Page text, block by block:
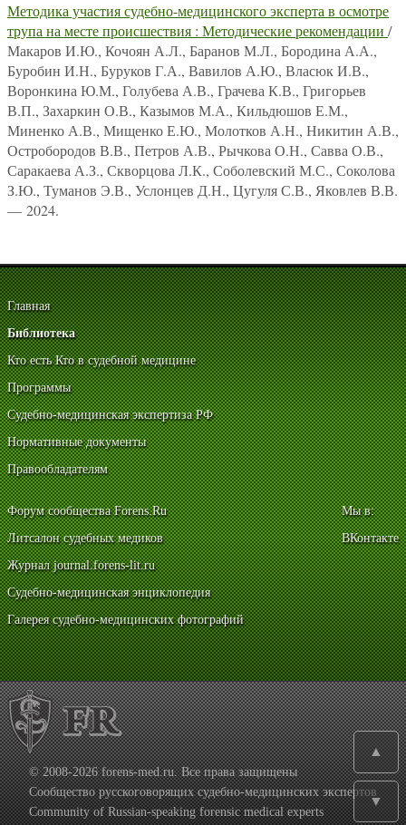
Методика участия судебно-медицинского эксперта в осмотре
трупа на месте происшествия : Методические рекомендации /
Макаров И.Ю., Кочоян А.Л., Баранов М.Л., Бородина А.А.,
Буробин И.Н., Буруков Г.А., Вавилов А.Ю., Власюк И.В.,
Воронкина Ю.М., Голубева А.В., Грачева К.В., Григорьев
В.П., Захаркин О.В., Казымов М.А., Кильдюшов Е.М.,
Миненко А.В., Мищенко Е.Ю., Молотков А.Н., Никитин А.В.,
Остробородов В.В., Петров А.В., Рычкова О.Н., Савва О.В.,
Саракаева А.З., Скворцова Л.К., Соболевский М.С., Соколова
З.Ю., Туманов Э.В., Услонцев Д.Н., Цугуля С.В., Яковлев В.В.
— 2024.
Главная
Библиотека
Кто есть Кто в судебной медицине
Программы
Судебно-медицинская экспертиза РФ
Нормативные документы
Правообладателям
Форум сообщества Forens.Ru
Литсалон судебных медиков
Журнал journal.forens-lit.ru
Судебно-медицинская энциклопедия
Галерея судебно-медицинских фотографий
Мы в:
ВКонтакте
© 2008-2026 forens-med.ru. Все права защищены
Сообщество русскоговорящих судебно-медицинских экспертов
Community of Russian-speaking forensic medical experts
▲
▼